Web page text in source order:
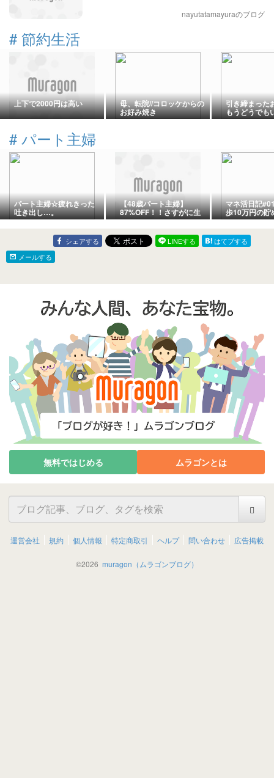
nayutatamayuraのブログ
# 節約生活
上下で2000円は高い 母、転院//コロッケからの
お好み焼き
引き締まった
もうどうで
# パート主婦
パート主婦☆疲れきった
吐き出し…。
【48歳パート主婦】
87%OFF！！さすがに生
活に支障が出てきた
マネ活日記
歩10万円の貯
シェアする LINEする
はてブする
メールする
無料ではじめる ムラゴンとは
運営会社 規約 個人情報 特定商取引 ヘルプ 問い合わせ 広告掲載
©2026 muragon（ムラゴンブログ）